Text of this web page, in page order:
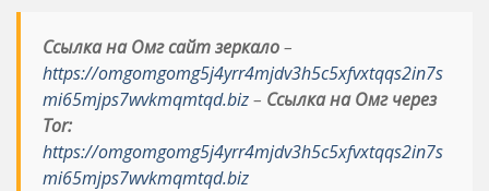
Ссылка на Омг сайт зеркало–
https://omgomgomg5j4yrr4mjdv3h5c5xfvxtqqs2in7s
mi65mjps7wvkmqmtqd.biz– Ссылка на Омг через
Tor:
https://omgomgomg5j4yrr4mjdv3h5c5xfvxtqqs2in7s
mi65mjps7wvkmqmtqd.biz